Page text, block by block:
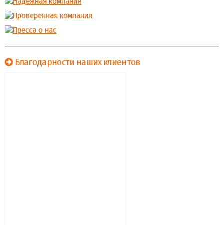
Благодарности наших клиентов